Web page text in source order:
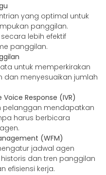
yang optimal untuk
panggilan.
lebih efektif
panggilan.
untuk memperkirakan
dan menyesuaikan jumlah
Response (IVR)
pelanggan mendapatkan
harus berbicara
(WFM)
jadwal agen
dan tren panggilan
efisiensi kerja.